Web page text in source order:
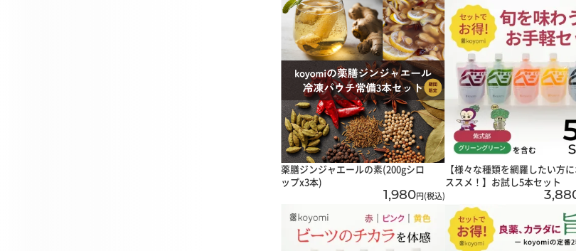
薬膳ジンジャエールの素(200gシロ
ップx3本)
1,980円(税込)
【様々な種類を網羅したい方
ススメ！】お試し5本セット